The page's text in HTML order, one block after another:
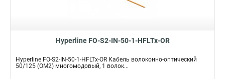
Hyperline FO-S2-IN-50-1-HFLTx-OR
Hyperline FO-S2-IN-50-1-HFLTx-OR Кабель волоконно-оптический
50/125 (OM2) многомодовый, 1 волок...